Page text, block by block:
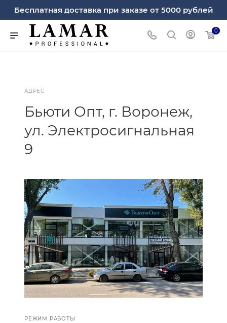
Бесплатная доставка при заказе от 5000 рублей
0
АДРЕС
Бьюти Опт, г. Воронеж,
ул. Электросигнальная
9
РЕЖИМ РАБОТЫ